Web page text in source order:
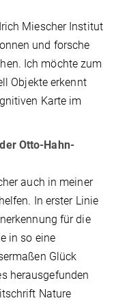
Miescher Institut
und forsche
Ich möchte zum
Objekte erkennt
Karte im
Otto-Hahn-
auch in meiner
In erster Linie
für die
in so eine
Glück
herausgefunden
Nature